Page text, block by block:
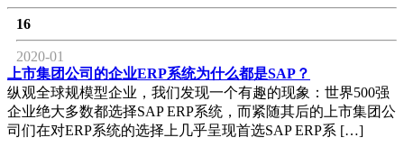
16
2020-01
上市集团公司的企业ERP系统为什么都是SAP？
纵观全球规模型企业，我们发现一个有趣的现象：世界500强
企业绝大多数都选择SAP ERP系统，而紧随其后的上市集团公
司们在对ERP系统的选择上几乎呈现首选SAP ERP系 […]